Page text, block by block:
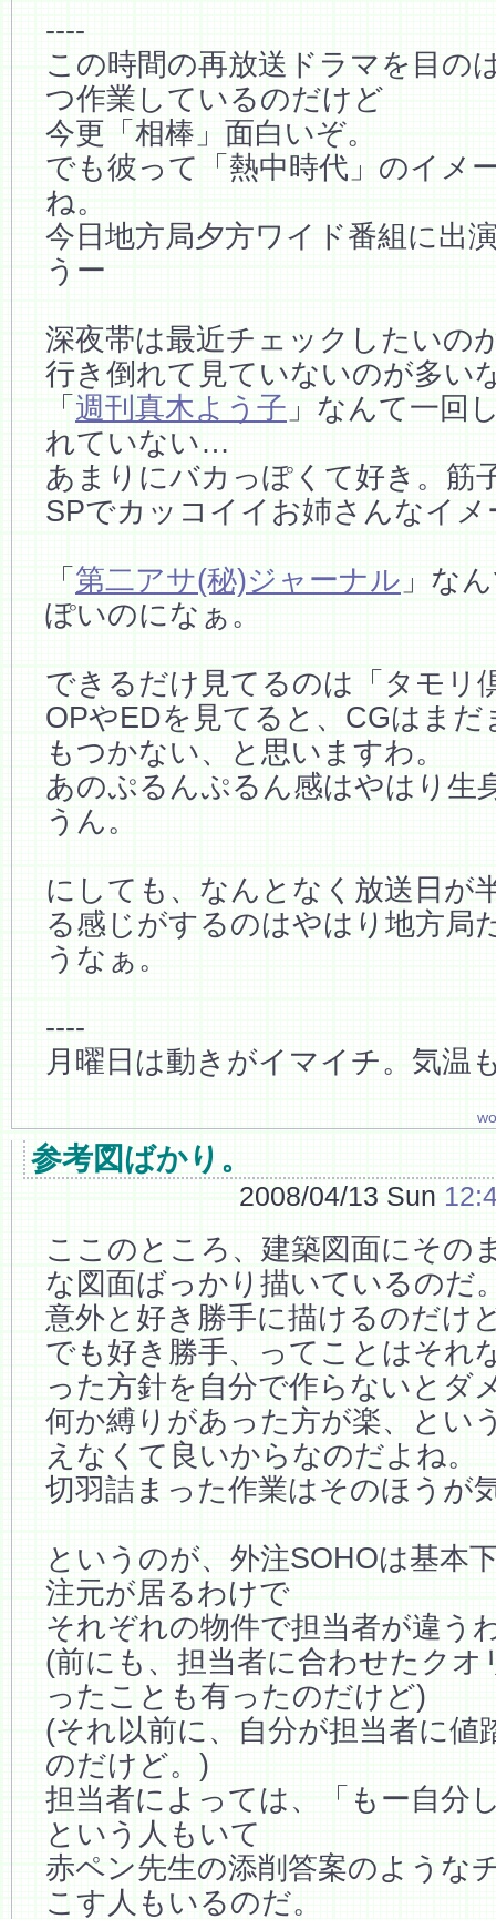
----
この時間の再放送ドラマを目の
つ作業しているのだけど
今更「相棒」面白いぞ。
でも彼って「熱中時代」のイメ
ね。
今日地方局夕方ワイド番組に出
うー
深夜帯は最近チェックしたいの
行き倒れて見ていないのが多い
「 週刊真木よう子 」なんて一回
れていない…
あまりにバカっぽくて好き。筋
SPでカッコイイお姉さんなイ
「 第二アサ(秘)ジャーナル 」な
ぽいのになぁ。
できるだけ見てるのは「タモリ
OPやEDを見てると、CGはまだ
もつかない、と思いますわ。
あのぷるんぷるん感はやはり生
うん。
にしても、なんとなく放送日が
る感じがするのはやはり地方局
うなぁ。
----
月曜日は動きがイマイチ。気温
参考図ばかり。
2008/04/13 Sun
ここのところ、建築図面にその
な図面ばっかり描いているのだ
意外と好き勝手に描けるのだけ
でも好き勝手、ってことはそれ
った方針を自分で作らないとダ
何か縛りがあった方が楽、とい
えなくて良いからなのだよね。
切羽詰まった作業はそのほうが
というのが、外注SOHOは基本
注元が居るわけで
それぞれの物件で担当者が違う
(前にも、担当者に合わせたクオ
ったことも有ったのだけど)
(それ以前に、自分が担当者に値
のだけど。)
担当者によっては、「もー自分
という人もいて
赤ペン先生の添削答案のような
こす人もいるのだ。